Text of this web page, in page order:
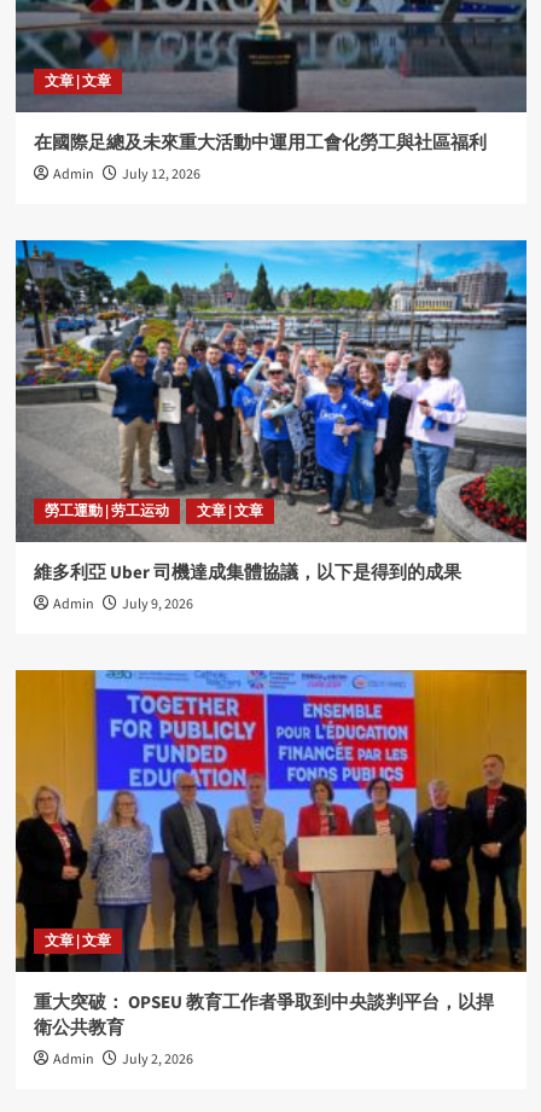
文章 | 文章
在國際足總及未來重大活動中運用工會化勞工與社區福利
Admin July 12, 2026
勞工運動 | 劳工运动 文章 | 文章
維多利亞 Uber 司機達成集體協議，以下是得到的成果
Admin July 9, 2026
文章 | 文章
重大突破： OPSEU 教育工作者爭取到中央談判平台，以捍
衛公共教育
Admin July 2, 2026